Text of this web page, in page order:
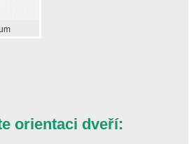
orientaci dveří: